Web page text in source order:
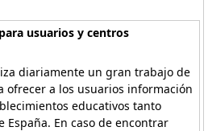
usuarios y centros
diariamente un gran trabajo de
ofrecer a los usuarios información
educativos tanto
España. En caso de encontrar